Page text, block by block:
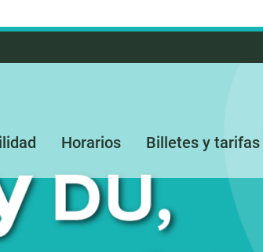
Horarios Billetes y tarifas